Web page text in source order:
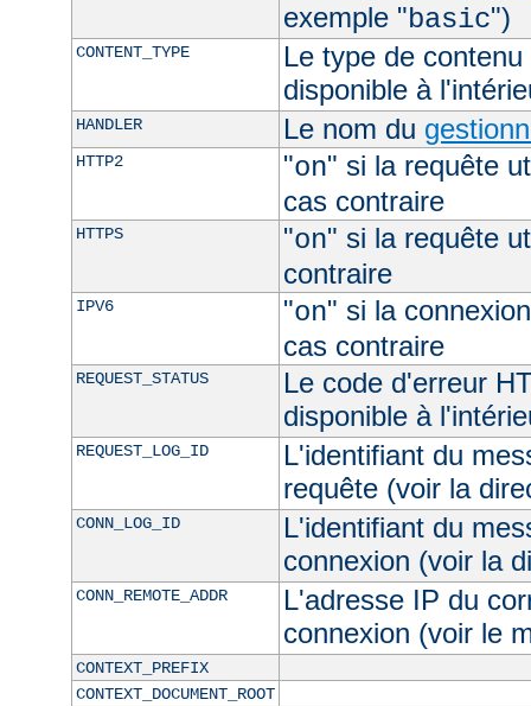
exemple "basic")
CONTENT_TYPE
Le type de
disponible à
HANDLER Le nom du
HTTP2 "on" si la requête
cas contraire
HTTPS "on" si la requête
contraire
IPV6 "on" si la
cas contraire
REQUEST_STATUS
Le code d'erreur
disponible à
REQUEST_LOG_ID
L'identifiant du
requête (voir la
CONN_LOG_ID
L'identifiant du
connexion (voir la
CONN_REMOTE_ADDR
L'adresse IP du
connexion (voir le
CONTEXT_PREFIX
CONTEXT_DOCUMENT_ROOT